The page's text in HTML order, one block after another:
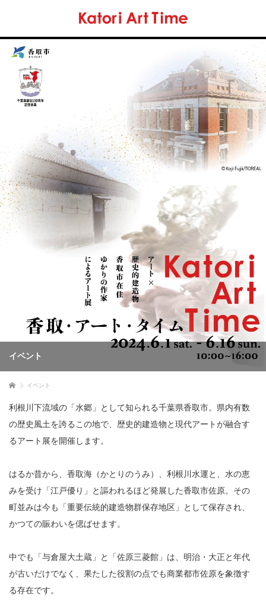
イベント
ホーム イベント
利根川下流域の「水郷」として知られる千葉県香取市。県内有数
の歴史風土を誇るこの地で、歴史的建造物と現代アートが融合す
るアート展を開催します。
はるか昔から、香取海（かとりのうみ）、利根川水運と、水の恵
みを受け「江戸優り」と謳われるほど発展した香取市佐原。その
町並みは今も「重要伝統的建造物群保存地区」として保存され、
かつての賑わいを偲ばせます。
中でも「与倉屋大土蔵」と「佐原三菱館」は、明治・大正と年代
が古いだけでなく、果たした役割の点でも商業都市佐原を象徴す
る存在です。